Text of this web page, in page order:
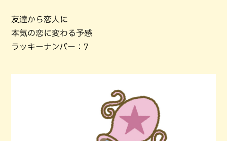
友達から恋人に
本気の恋に変わる予感
ラッキーナンバー：7